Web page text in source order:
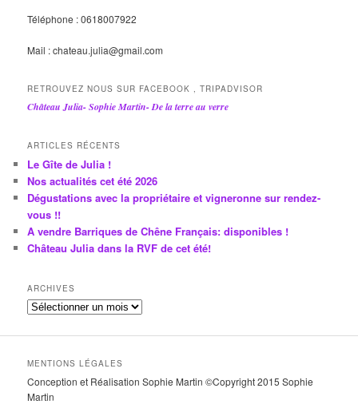
Téléphone : 0618007922
Mail : chateau.julia@gmail.com
RETROUVEZ NOUS SUR FACEBOOK , TRIPADVISOR
Château Julia- Sophie Martin- De la terre au verre
ARTICLES RÉCENTS
Le Gîte de Julia !
Nos actualités cet été 2026
Dégustations avec la propriétaire et vigneronne sur rendez-
vous !!
A vendre Barriques de Chêne Français: disponibles !
Château Julia dans la RVF de cet été!
ARCHIVES
A
c
i
v
e
MENTIONS LÉGALES
Conception et Réalisation Sophie Martin ©Copyright 2015 Sophie
Martin